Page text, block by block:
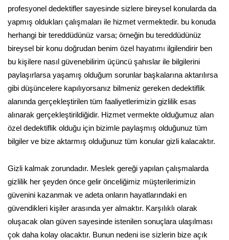
profesyonel dedektifler sayesinde sizlere bireysel konularda da
yapmış oldukları çalışmaları ile hizmet vermektedir. bu konuda
herhangi bir tereddüdünüz varsa; örneğin bu tereddüdünüz
bireysel bir konu doğrudan benim özel hayatımı ilgilendirir ben
bu kişilere nasıl güvenebilirim üçüncü şahıslar ile bilgilerini
paylaşırlarsa yaşamış olduğum sorunlar başkalarına aktarılırsa
gibi düşüncelere kapılıyorsanız bilmeniz gereken dedektiflik
alanında gerçekleştirilen tüm faaliyetlerimizin gizlilik esas
alınarak gerçekleştirildiğidir. Hizmet vermekte olduğumuz alan
özel dedektiflik olduğu için bizimle paylaşmış olduğunuz tüm
bilgiler ve bize aktarmış olduğunuz tüm konular gizli kalacaktır.
Gizli kalmak zorundadır. Meslek gereği yapılan çalışmalarda
gizlilik her şeyden önce gelir önceliğimiz müşterilerimizin
güvenini kazanmak ve adeta onların hayatlarındaki en
güvendikleri kişiler arasında yer almaktır. Karşılıklı olarak
oluşacak olan güven sayesinde istenilen sonuçlara ulaşılması
çok daha kolay olacaktır. Bunun nedeni ise sizlerin bize açık